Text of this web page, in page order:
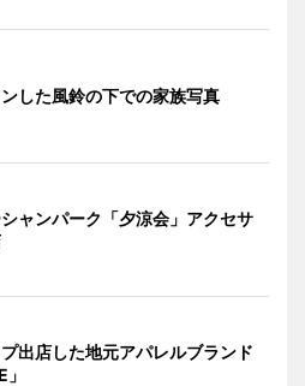
した風鈴の下での家族写真
ャンパーク「夕涼会」アクセサ
出店した地元アパレルブランド